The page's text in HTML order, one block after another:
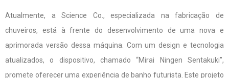
Atualmente, a Science Co., especializada na fabricação de
chuveiros, está à frente do desenvolvimento de uma nova e
aprimorada versão dessa máquina. Com um design e tecnologia
atualizados, o dispositivo, chamado “Mirai Ningen Sentakuki”,
promete oferecer uma experiência de banho futurista. Este projeto